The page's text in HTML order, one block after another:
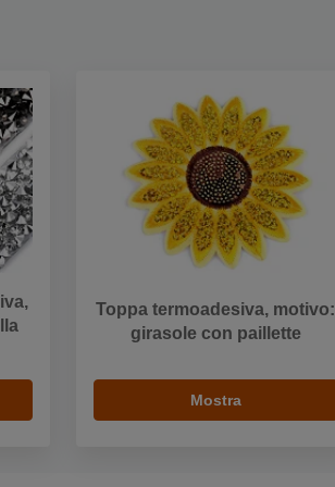
Toppa termoadesiva, motivo:
girasole con paillette
Mostra